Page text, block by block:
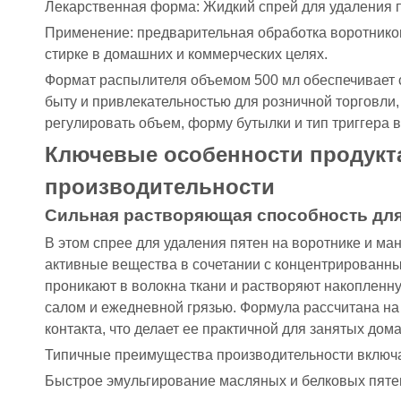
Лекарственная форма: Жидкий спрей для удаления
Применение: предварительная обработка
стирке в домашних и коммерческих целях.
Формат распылителя объемом 500 мл
быту и привлекательностью для розничной
регулировать объем, форму бутылки и тип триггера
Ключевые особенности
производительности
Сильная растворяющая способность
В этом спрее для удаления пятен на воротнике и
активные вещества в сочетании с
проникают в волокна ткани и растворяют
салом и ежедневной грязью. Формула рассчитана
контакта, что делает ее практичной для занятых
Типичные преимущества производительности
Быстрое эмульгирование масляных и белковых